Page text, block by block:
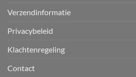
Verzendinformatie
Privacybeleid
Klachtenregeling
Contact